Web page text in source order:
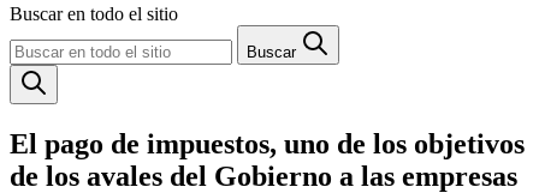
Buscar en todo el sitio
Buscar
El pago de impuestos, uno de los objetivos
de los avales del Gobierno a las empresas